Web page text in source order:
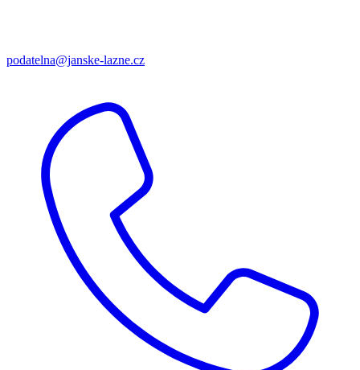
podatelna@janske-lazne.cz